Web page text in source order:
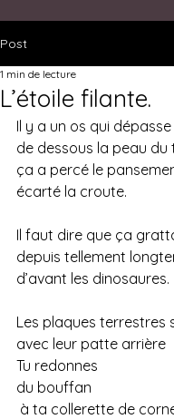
Post
L’étoile filante.
1 min de lecture
Il y a un os qui dépasse
de dessous la peau du
ça a percé le
écarté la croute.
Il faut dire que ça
depuis tellement
d’avant les dinosaures.
Les plaques terrestres
avec leur patte arrière
Tu redonnes
du bouffan
à ta collerette de